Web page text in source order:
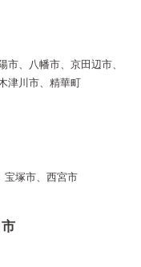
、八幡市、京田辺市、
津川市、精華町
宝塚市、西宮市